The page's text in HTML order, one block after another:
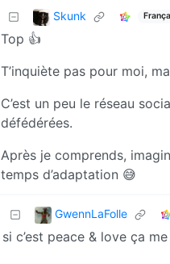
Skunk
Top 👍
T’inquiète pas pour moi,
C’est un peu le réseau
défédérées.
Après je comprends,
temps d’adaptation 😅
GwennLaFolle
si c’est peace & love ça